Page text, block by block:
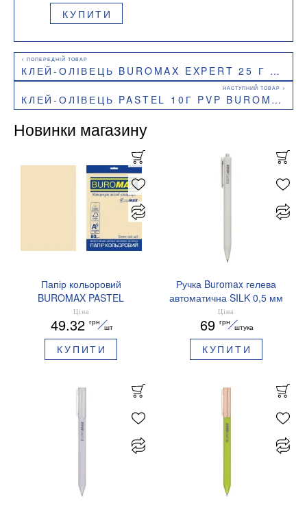
КУПИТИ
КЛЕЙ-ОЛІВЕЦЬ BUROMAX EXPERT 25 Г PVP BM.4919
КЛЕЙ-ОЛIВЕЦЬ PASTEL 10Г PVP BUROMAX BM.4921
Новинки магазину
Папір кольоровий
BUROMAX PASTEL
EUROMAX 20 арк А4 80 г/
мс BM.2721220E-08
Ціна
49.32 грн
шт
КУПИТИ
Ручка Buromax гелева
автоматична SILK 0,5 мм
сині чорнила BM.83100
Ціна
69 грн
штука
КУПИТИ